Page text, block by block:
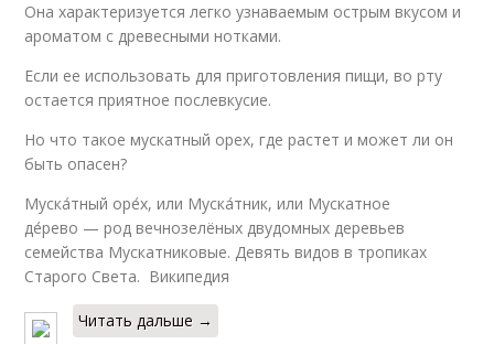
Она характеризуется легко узнаваемым острым вкусом и
ароматом с древесными нотками.
Если ее использовать для приготовления пищи, во рту
остается приятное послевкусие.
Но что такое мускатный орех, где растет и может ли он
быть опасен?
Муска́тный оре́х, или Муска́тник, или Мускатное
де́рево — род вечнозелёных двудомных деревьев
семейства Мускатниковые. Девять видов в тропиках
Старого Света. Википедия
Читать дальше →